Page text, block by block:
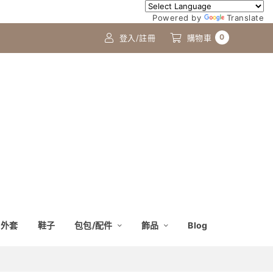
Powered by Translate
登入/註冊 購物車 0
外套 鞋子 包包/配件 飾品 Blog